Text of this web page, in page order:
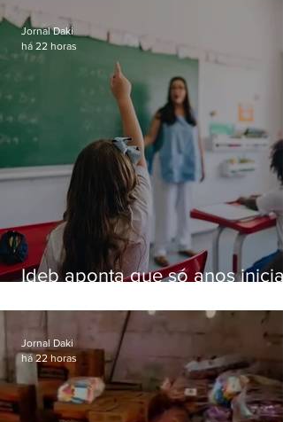
Ideb aponta que só anos
educação
Jornal Daki
há 22 horas
Jornal Daki
há 22 horas